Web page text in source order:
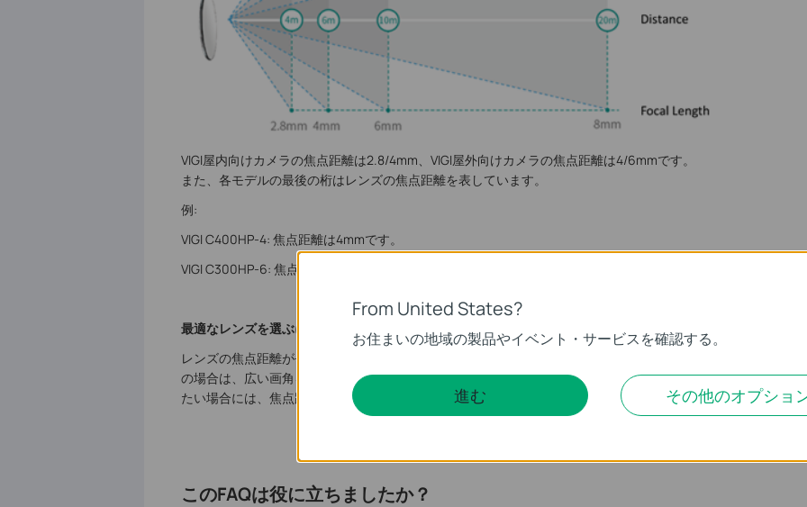
VIGI屋内向けカメラの焦点距離は2.8/4mm、VIGI屋外向けカメラの焦点距離は4/6mmです。
また、各モデルの最後の桁はレンズの焦点距離を表しています。
例:
VIGI C400HP-4: 焦点距離は4mmです。
VIGI C300HP-6: 焦点距離は6mmです。
最適なレンズを選ぶには?
レンズの焦点距離が長いほど画角は狭くなり、撮影距離は遠くなるため、焦点距離の短いカメラレンズ
の場合は、広い画角を必要とするような狭い範囲での監視に適しています。遠くの物体を明瞭に撮影し
たい場合には、焦点距離の長いレンズを搭載したカメラを選択するとよいでしょう。
このFAQは役に立ちましたか？
From United States?
お住まいの地域の製品やイベント・サービスを確認する。
進む その他のオプショ